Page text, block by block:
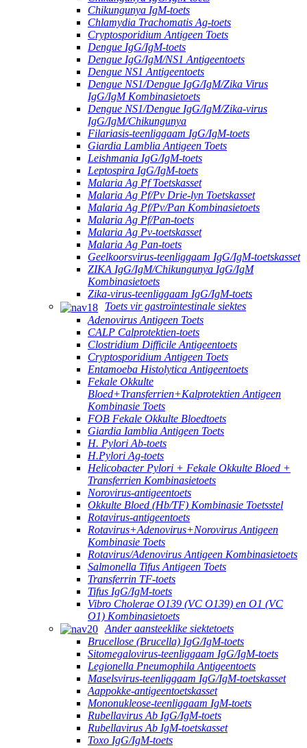
Chikungunya IgM-toets
Chlamydia Trachomatis Ag-toets
Cryptosporidium Antigeen Toets
Dengue IgG/IgM-toets
Dengue IgG/IgM/NS1 Antigeentoets
Dengue NS1 Antigeentoets
Dengue NS1/Dengue IgG/IgM/Zika Virus
IgG/IgM Kombinasietoets
Dengue NS1/Dengue IgG/IgM/Zika-virus
IgG/IgM/Chikungunya
Filariasis-teenliggaam IgG/IgM-toets
Giardia Lamblia Antigeen Toets
Leishmania IgG/IgM-toets
Leptospira IgG/IgM-toets
Malaria Ag Pf Toetskasset
Malaria Ag Pf/Pv Drie-lyn Toetskasset
Malaria Ag Pf/Pv/Pan Kombinasietoets
Malaria Ag Pf/Pan-toets
Malaria Ag Pv-toetskasset
Malaria Ag Pan-toets
Geelkoorsvirus-teenliggaam IgG/IgM-toetskasset
ZIKA IgG/IgM/Chikungunya IgG/IgM
Kombinasietoets
Zika-virus-teenliggaam IgG/IgM-toets
Toets vir gastroïntestinale siektes
Adenovirus Antigeen Toets
CALP Calprotektien-toets
Clostridium Difficile Antigeentoets
Cryptosporidium Antigeen Toets
Entamoeba Histolytica Antigeentoets
Fekale Okkulte
Bloed+Transferrien+Kalprotektien Antigeen
Kombinasie Toets
FOB Fekale Okkulte Bloedtoets
Giardia Iamblia Antigeen Toets
H. Pylori Ab-toets
H.Pylori Ag-toets
Helicobacter Pylori + Fekale Okkulte Bloed +
Transferrien Kombinasietoets
Norovirus-antigeentoets
Okkulte Bloed (Hb/TF) Kombinasie Toetsstel
Rotavirus-antigeentoets
Rotavirus+Adenovirus+Norovirus Antigeen
Kombinasie Toets
Rotavirus/Adenovirus Antigeen Kombinasietoets
Salmonella Tifus Antigeen Toets
Transferrin TF-toets
Tifus IgG/IgM-toets
Vibro Cholerae O139 (VC O139) en O1 (VC
O1) Kombinasietoets
Ander aansteeklike siektetoets
Brucellose (Brucella) IgG/IgM-toets
Sitomegalovirus-teenliggaam IgG/IgM-toets
Legionella Pneumophila Antigeentoets
Maselsvirus-teenliggaam IgG/IgM-toetskasset
Aappokke-antigeentoetskasset
Mononukleose-teenliggaam IgM-toets
Rubellavirus Ab IgG/IgM-toets
Rubellavirus Ab IgM-toetskasset
Toxo IgG/IgM-toets